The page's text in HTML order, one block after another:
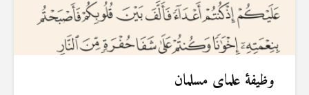
وظیفهٔ علمای مسلمان